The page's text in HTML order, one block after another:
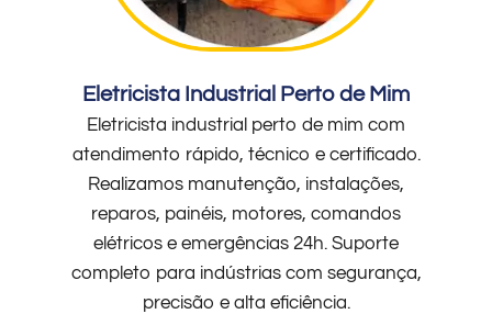
Eletricista Industrial Perto de Mim
Eletricista industrial perto de mim com
atendimento rápido, técnico e certificado.
Realizamos manutenção, instalações,
reparos, painéis, motores, comandos
elétricos e emergências 24h. Suporte
completo para indústrias com segurança,
precisão e alta eficiência.